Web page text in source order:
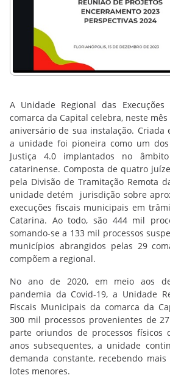
A Unidade Regional das
comarca da Capital celebra, neste
aniversário de sua instalação. Criada
a unidade foi pioneira como um
Justiça 4.0 implantados no
catarinense. Composta de quatro
pela Divisão de Tramitação Remota
unidade detém jurisdição sobre
execuções fiscais municipais em
Catarina. Ao todo, são 444 mil
somando-se a 133 mil processos
municípios abrangidos pelas 29
compõem a regional.
No ano de 2020, em meio aos
pandemia da Covid-19, a Unidade
Fiscais Municipais da comarca da
300 mil processos provenientes de
parte oriundos de processos físicos
anos subsequentes, a unidade
demanda constante, recebendo
lotes menores.